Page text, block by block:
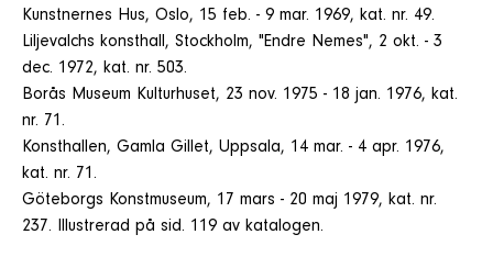
Kunstnernes Hus, Oslo, 15 feb. - 9 mar. 1969, kat. nr. 49.
Liljevalchs konsthall, Stockholm, "Endre Nemes", 2 okt. - 3
dec. 1972, kat. nr. 503.
Borås Museum Kulturhuset, 23 nov. 1975 - 18 jan. 1976, kat.
nr. 71.
Konsthallen, Gamla Gillet, Uppsala, 14 mar. - 4 apr. 1976,
kat. nr. 71.
Göteborgs Konstmuseum, 17 mars - 20 maj 1979, kat. nr.
237. Illustrerad på sid. 119 av katalogen.